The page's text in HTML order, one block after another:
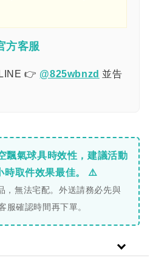
方客服
👉 @825wbnzd 並告
飄氣球具時效性，建議活動
時取件效果最佳。 ⚠️
，無法宅配。外送請務必先與
服確認時間再下單。